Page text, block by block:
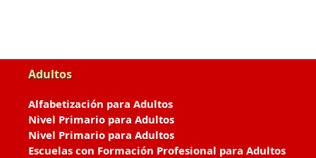
Adultos
Alfabetización para Adultos
Nivel Primario para Adultos
Nivel Primario para Adultos
Escuelas con Formación Profesional para Adultos